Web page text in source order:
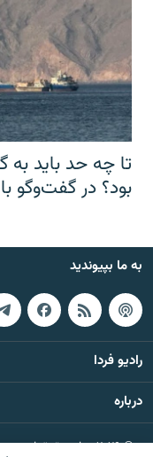
تا چه حد باید
بود؟ در گفت‌وگو
به ما بپیوندید
رادیو فردا
درباره
© ۲۰۲۶ تمام حقوق